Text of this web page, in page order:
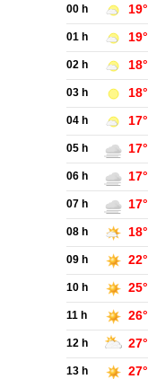
00 h 19°
01 h 19°
02 h 18°
03 h 18°
04 h 17°
05 h 17°
06 h 17°
07 h 17°
08 h 18°
09 h 22°
10 h 25°
11 h 26°
12 h 27°
13 h 27°